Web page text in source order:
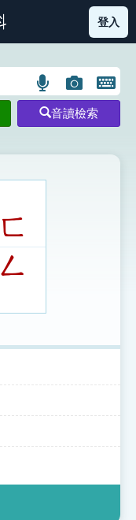
部首索引表圖示
登入
語
言
搜
示
圖
片
搜
開
鍵
圖
音讀檢索
ㄈ
ㄥ